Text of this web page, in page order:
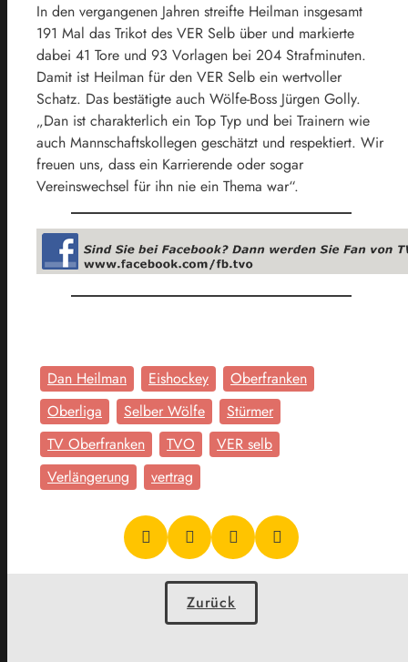
In den vergangenen Jahren streifte Heilman insgesamt
191 Mal das Trikot des VER Selb über und markierte
dabei 41 Tore und 93 Vorlagen bei 204 Strafminuten.
Damit ist Heilman für den VER Selb ein wertvoller
Schatz. Das bestätigte auch Wölfe-Boss Jürgen Golly.
„Dan ist charakterlich ein Top Typ und bei Trainern wie
auch Mannschaftskollegen geschätzt und respektiert. Wir
freuen uns, dass ein Karrierende oder sogar
Vereinswechsel für ihn nie ein Thema war“.
Dan Heilman Eishockey
Oberfranken
Oberliga
Selber Wölfe
Stürmer
TV Oberfranken
TVO
VER selb
Verlängerung
vertrag
Zurück